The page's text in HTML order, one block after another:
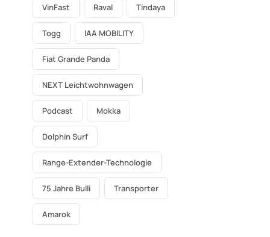
VinFast Raval Tindaya
Togg IAA MOBILITY
Fiat Grande Panda
NEXT Leichtwohnwagen
Podcast Mokka
Dolphin Surf
Range-Extender-Technologie
75 Jahre Bulli Transporter
Amarok